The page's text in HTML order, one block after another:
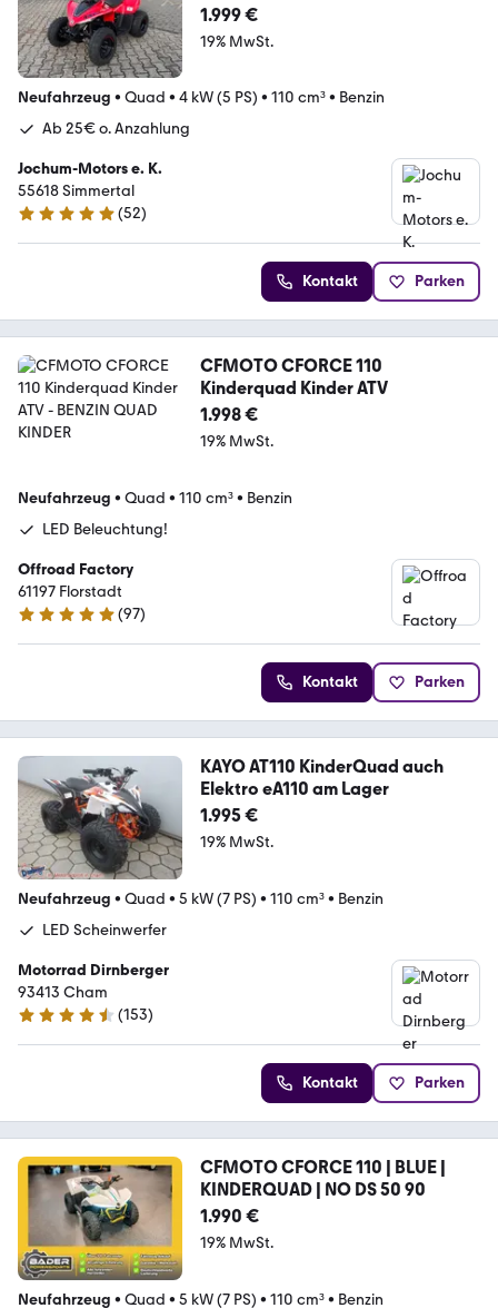
1.999 €
19% MwSt.
Neufahrzeug • Quad • 4 kW (5 PS) • 110 cm³• Benzin
Ab 25€ o. Anzahlung
Jochum-Motors e. K.
55618 Simmertal
4.8 Sterne
(52)
Kontakt Parken
CFMOTO CFORCE 110
Kinderquad Kinder ATV
1.998 €
19% MwSt.
Neufahrzeug • Quad • 110 cm³• Benzin
LED Beleuchtung!
Offroad Factory
61197 Florstadt
4.9 Sterne
(97)
Kontakt Parken
KAYO AT110 KinderQuad auch
Elektro eA110 am Lager
1.995 €
19% MwSt.
Neufahrzeug • Quad • 5 kW (7 PS) • 110 cm³• Benzin
LED Scheinwerfer
Motorrad Dirnberger
93413 Cham
4.7 Sterne
(153)
Kontakt Parken
CFMOTO CFORCE 110 | BLUE |
KINDERQUAD | NO DS 50 90
1.990 €
19% MwSt.
Neufahrzeug • Quad • 5 kW (7 PS) • 110 cm³• Benzin